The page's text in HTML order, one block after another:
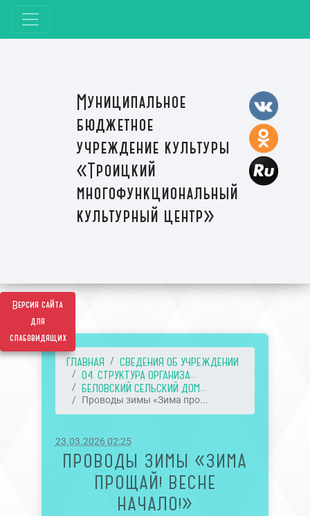
Версия сайта
для
слабовидящих
Муниципальное
бюджетное
учреждение культуры
«Троицкий
многофункциональный
культурный центр»
ГЛАВНАЯ
СВЕДЕНИЯ ОБ УЧРЕЖДЕНИИ
04. СТРУКТУРА ОРГАНИЗА...
БЕЛОВСКИЙ СЕЛЬСКИЙ ДОМ...
Проводы зимы «Зима про...
23.03.2026 02:25
ПРОВОДЫ ЗИМЫ «ЗИМА
ПРОЩАЙ! ВЕСНЕ
НАЧАЛО!»